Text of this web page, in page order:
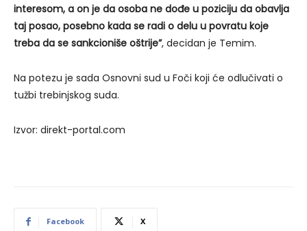
interesom, a on je da osoba ne dođe u poziciju da obavlja
taj posao, posebno kada se radi o delu u povratu koje
treba da se sankcioniše oštrije”, decidan je Temim.
Na potezu je sada Osnovni sud u Foči koji će odlučivati o
tužbi trebinjskog suda.
Izvor: direkt-portal.com
Facebook X